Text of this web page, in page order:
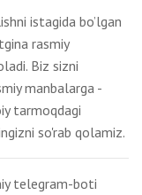
istagida bo’lgan
rasmiy
Biz sizni
manbalarga -
tarmoqdagi
so'rab qolamiz.
telegram-boti